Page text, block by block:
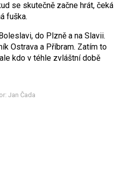
se skutečně začne hrát, čeká
fuška.
do Plzně a na Slavii.
Ostrava a Příbram. Zatím to
kdo v téhle zvláštní době
Jan Čada